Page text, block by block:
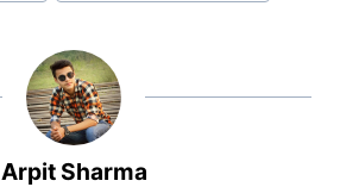
Arpit Sharma